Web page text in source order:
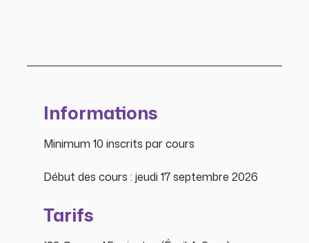
Informations
Minimum 10 inscrits par cours
Début des cours : jeudi 17 septembre 2026
Tarifs